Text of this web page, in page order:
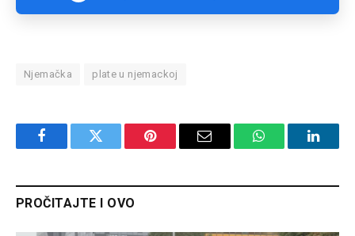
Njemačka plate u njemackoj
FacebookTwitter Pinterest Email WhatsApp
PROČITAJTE I OVO